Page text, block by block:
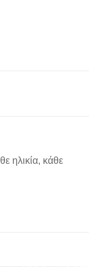
ηλικία, κάθε